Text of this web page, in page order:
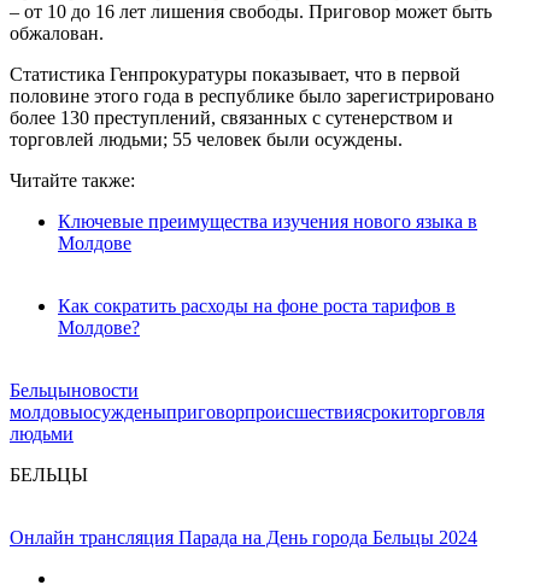
– от 10 до 16 лет лишения свободы. Приговор может быть
обжалован.
Статистика Генпрокуратуры показывает, что в первой
половине этого года в республике было зарегистрировано
более 130 преступлений, связанных с сутенерством и
торговлей людьми; 55 человек были осуждены.
Читайте также:
Ключевые преимущества изучения нового языка в
Молдове
Как сократить расходы на фоне роста тарифов в
Молдове?
Бельцыновости
молдовыосужденыприговорпроисшествиясрокиторговля
людьми
БЕЛЬЦЫ
Онлайн трансляция Парада на День города Бельцы 2024